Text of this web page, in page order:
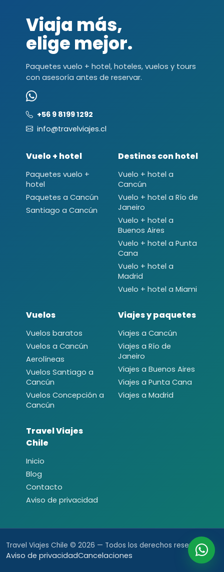
Viaja más,
elige mejor.
Paquetes vuelo + hotel, hoteles, vuelos y tours
con asesoría antes de reservar.
+56 9 8199 1292
info@travelviajes.cl
Vuelo + hotel
Paquetes vuelo +
hotel
Paquetes a Cancún
Santiago a Cancún
Destinos con hotel
Vuelo + hotel a
Cancún
Vuelo + hotel a Río de
Janeiro
Vuelo + hotel a
Buenos Aires
Vuelo + hotel a Punta
Cana
Vuelo + hotel a
Madrid
Vuelo + hotel a Miami
Vuelos
Vuelos baratos
Vuelos a Cancún
Aerolíneas
Vuelos Santiago a
Cancún
Vuelos Concepción a
Cancún
Viajes y paquetes
Viajes a Cancún
Viajes a Río de
Janeiro
Viajes a Buenos Aires
Viajes a Punta Cana
Viajes a Madrid
Travel Viajes
Chile
Inicio
Blog
Contacto
Aviso de privacidad
Travel Viajes Chile © 2026 — Todos los derechos reservados.
Aviso de privacidadCancelaciones